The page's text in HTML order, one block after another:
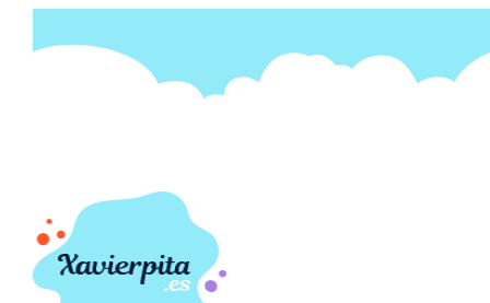
contenido